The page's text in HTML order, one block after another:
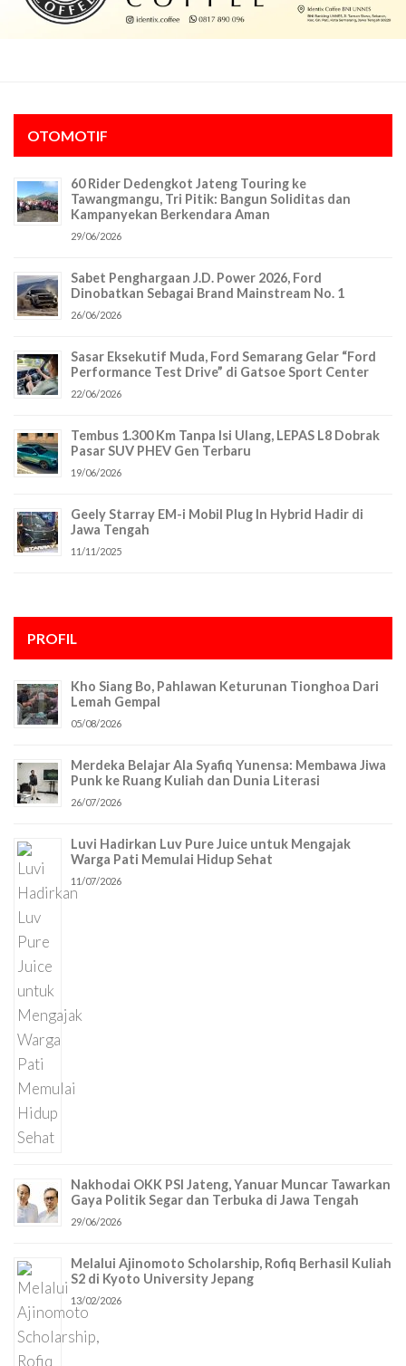
OTOMOTIF
60 Rider Dedengkot Jateng Touring ke
Tawangmangu, Tri Pitik: Bangun Soliditas dan
Kampanyekan Berkendara Aman
29/06/2026
Sabet Penghargaan J.D. Power 2026, Ford
Dinobatkan Sebagai Brand Mainstream No. 1
26/06/2026
Sasar Eksekutif Muda, Ford Semarang Gelar “Ford
Performance Test Drive” di Gatsoe Sport Center
22/06/2026
Tembus 1.300 Km Tanpa Isi Ulang, LEPAS L8 Dobrak
Pasar SUV PHEV Gen Terbaru
19/06/2026
Geely Starray EM-i Mobil Plug In Hybrid Hadir di
Jawa Tengah
11/11/2025
PROFIL
Kho Siang Bo, Pahlawan Keturunan Tionghoa Dari
Lemah Gempal
05/08/2026
Merdeka Belajar Ala Syafiq Yunensa: Membawa Jiwa
Punk ke Ruang Kuliah dan Dunia Literasi
26/07/2026
Luvi Hadirkan Luv Pure Juice untuk Mengajak
Warga Pati Memulai Hidup Sehat
11/07/2026
Nakhodai OKK PSI Jateng, Yanuar Muncar Tawarkan
Gaya Politik Segar dan Terbuka di Jawa Tengah
29/06/2026
Melalui Ajinomoto Scholarship, Rofiq Berhasil Kuliah
S2 di Kyoto University Jepang
13/02/2026